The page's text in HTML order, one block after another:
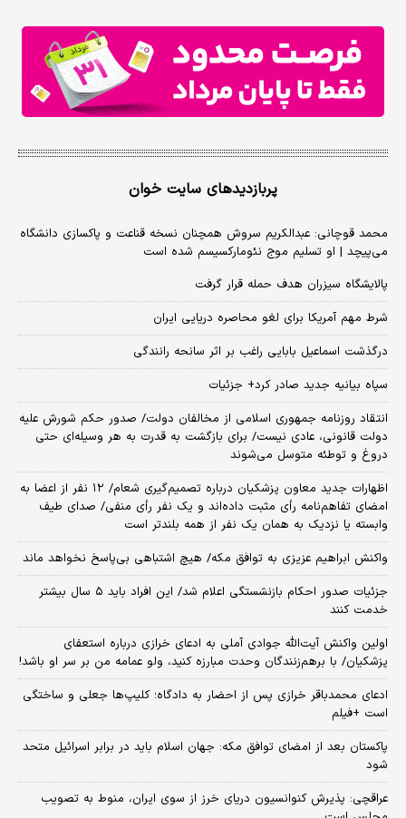
پربازدیدهای سایت خوان
محمد قوچانی: عبدالکریم سروش همچنان نسخه قناعت و پاکسازی دانشگاه
می‌پیچد | او تسلیم موج نئومارکسیسم شده است
پالایشگاه سیزران هدف حمله قرار گرفت
شرط مهم آمریکا برای لغو محاصره دریایی ایران
درگذشت اسماعیل بابایی راغب بر اثر سانحه رانندگی
سپاه بیانیه جدید صادر کرد+ جزئیات
انتقاد روزنامه جمهوری اسلامی از مخالفان دولت/ صدور حکم شورش علیه
دولت قانونی، عادی نیست/ برای بازگشت به قدرت به هر وسیله‌ای حتی
دروغ و توطئه متوسل می‌شوند
اظهارات جدید معاون پزشکیان درباره تصمیم‌گیری شعام/ ۱۲ نفر از اعضا به
امضای تفاهم‌نامه رأی مثبت داده‌اند و یک نفر رأی منفی/ صدای طیف
وابسته یا نزدیک به همان یک نفر از همه بلندتر است
واکنش ابراهیم عزیزی به توافق مکه/ هیچ اشتباهی بی‌پاسخ نخواهد ماند
جزئیات صدور احکام بازنشستگی اعلام شد/ این افراد باید ۵ سال بیشتر
خدمت کنند
اولین واکنش آیت‌الله جوادی آملی به ادعای خرازی درباره استعفای
پزشکیان/ با برهم‌زنندگان وحدت مبارزه کنید، ولو عمامه من بر سر او باشد!
ادعای محمدباقر خرازی پس از احضار به دادگاه؛ کلیپ‌ها جعلی و ساختگی
است +فیلم
پاکستان بعد از امضای توافق مکه: جهان اسلام باید در برابر اسرائیل متحد
شود
عراقچی: پذیرش کنوانسیون دریای خرز از سوی ایران، منوط به تصویب